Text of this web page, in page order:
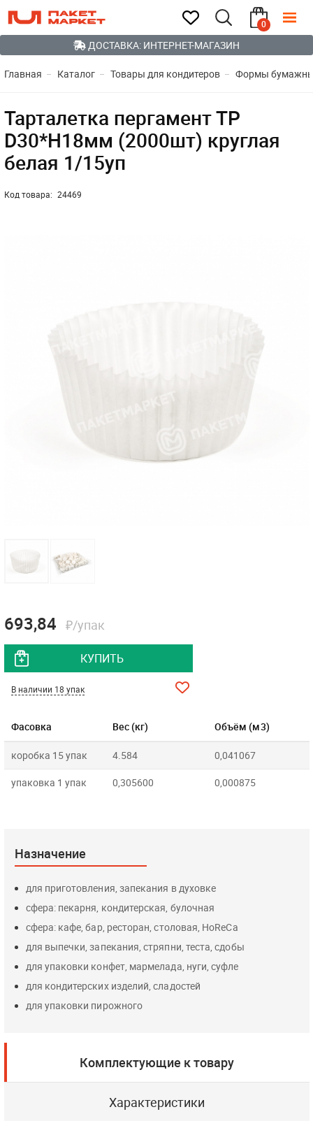
0
ДОСТАВКА: ИНТЕРНЕТ-МАГАЗИН
Главная Каталог Товары для кондитеров Формы
Тарталетка пергамент ТР
D30*H18мм (2000шт) круглая
белая 1/15уп
Код товара: 24469
Фасовка Вес (кг) Объём (м3)
коробка 15 упак 4.584 0,041067
упаковка 1 упак 0,305600 0,000875
693,84 ₽/упак
КУПИТЬ
В наличии 18 упак
Назначение
для приготовления, запекания в духовке
сфера: пекарня, кондитерская, булочная
сфера: кафе, бар, ресторан, столовая, HoReCa
для выпечки, запекания, стряпни, теста, сдобы
для упаковки конфет, мармелада, нуги, суфле
для кондитерских изделий, сладостей
для упаковки пирожного
Комплектующие к товару
Характеристики